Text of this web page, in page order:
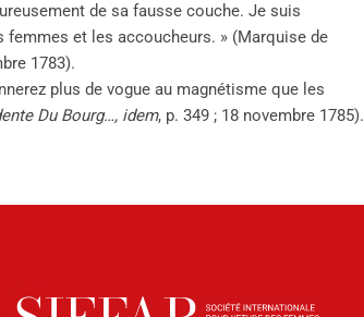
de sa fausse couche. Je suis
et les accoucheurs. » (Marquise de
1783).
plus de vogue au magnétisme que les
Du Bourg…, idem, p. 349 ; 18 novembre 1785).